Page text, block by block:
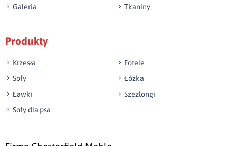
Galeria
Tkaniny
Produkty
Krzesła
Fotele
Sofy
Łóżka
Ławki
Szezlongi
Sofy dla psa